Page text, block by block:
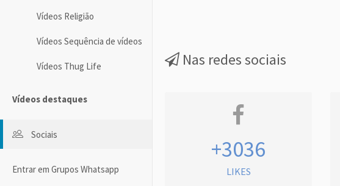
Vídeos Religião
Vídeos Sequência de vídeos
Vídeos Thug Life
Vídeos destaques
Sociais
Entrar em Grupos Whatsapp
Nas redes sociais
+3036
LIKES